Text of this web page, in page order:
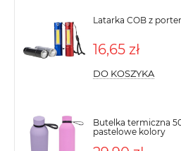
Latarka COB z
16,65 zł
DO KOSZYKA
Butelka termiczna
pastelowe kolory